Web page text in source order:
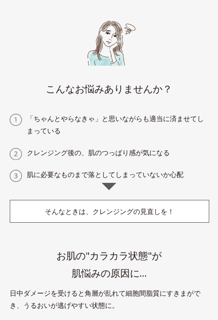
こんなお悩みありませんか？
「ちゃんとやらなきゃ」と思いながらも適当に済ませてし
まっている
クレンジング後の、肌のつっぱり感が気になる
肌に必要なものまで落としてしまっていないか心配
そんなときは、クレンジングの見直しを！
お肌の"カラカラ状態"が
肌悩みの原因に…
日中ダメージを受けると角層が乱れて細胞間脂質にすきまがで
き、うるおいが逃げやすい状態に。